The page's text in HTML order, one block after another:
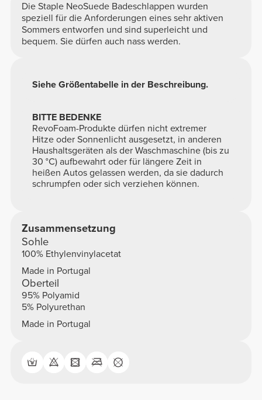
Die Staple NeoSuede Badeschlappen wurden
speziell für die Anforderungen eines sehr aktiven
Sommers entworfen und sind superleicht und
bequem. Sie dürfen auch nass werden.
BITTE BEDENKE
RevoFoam-Produkte dürfen nicht extremer
Hitze oder Sonnenlicht ausgesetzt, in anderen
Haushaltsgeräten als der Waschmaschine (bis zu
30 °C) aufbewahrt oder für längere Zeit in
heißen Autos gelassen werden, da sie dadurch
schrumpfen oder sich verziehen können.
Siehe Größentabelle in der Beschreibung.
Zusammensetzung
Sohle
100% Ethylenvinylacetat
Made in Portugal
Oberteil
95% Polyamid
5% Polyurethan
Made in Portugal